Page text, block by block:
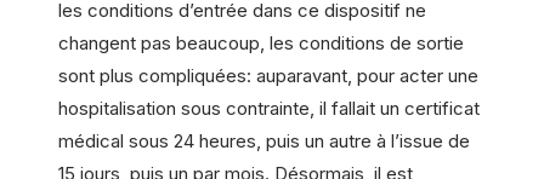
les conditions d’entrée dans ce dispositif ne
changent pas beaucoup, les conditions de sortie
sont plus compliquées: auparavant, pour acter une
hospitalisation sous contrainte, il fallait un certificat
médical sous 24 heures, puis un autre à l’issue de
15 jours, puis un par mois. Désormais, il est